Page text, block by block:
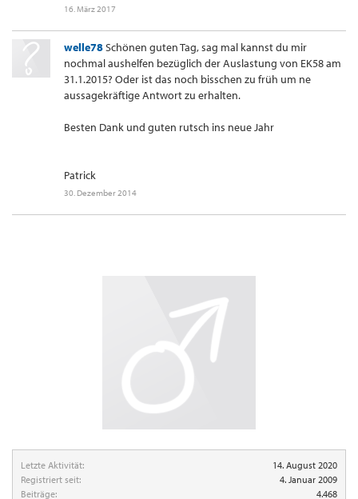
Letzte Aktivität:
14. August 2020
Registriert seit:
4. Januar 2009
Beiträge:
4.468
16. März 2017
welle78Schönen guten Tag, sag mal kannst du mir
nochmal aushelfen bezüglich der Auslastung von EK58 am
31.1.2015? Oder ist das noch bisschen zu früh um ne
aussagekräftige Antwort zu erhalten.
Besten Dank und guten rutsch ins neue Jahr
Patrick
30. Dezember 2014